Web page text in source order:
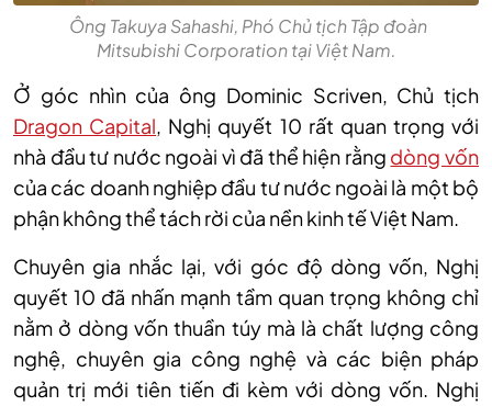
Ông Takuya Sahashi, Phó Chủ tịch Tập đoàn
Mitsubishi Corporation tại Việt Nam.
Ở góc nhìn của ông Dominic Scriven, Chủ tịch
Dragon Capital, Nghị quyết 10 rất quan trọng với
nhà đầu tư nước ngoài vì đã thể hiện rằng dòng vốn
của các doanh nghiệp đầu tư nước ngoài là một bộ
phận không thể tách rời của nền kinh tế Việt Nam.
Chuyên gia nhắc lại, với góc độ dòng vốn, Nghị
quyết 10 đã nhấn mạnh tầm quan trọng không chỉ
nằm ở dòng vốn thuần túy mà là chất lượng công
nghệ, chuyên gia công nghệ và các biện pháp
quản trị mới tiên tiến đi kèm với dòng vốn. Nghị